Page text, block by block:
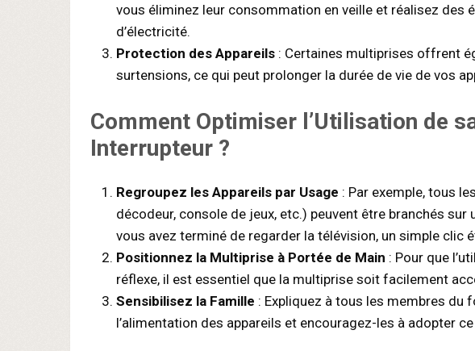
vous éliminez leur consommation en veille et réalisez des
d’électricité.
Protection des Appareils : Certaines multiprises offrent
surtensions, ce qui peut prolonger la durée de vie de vos
Comment Optimiser l’Utilisation de
Interrupteur ?
Regroupez les Appareils par Usage : Par exemple, tous
décodeur, console de jeux, etc.) peuvent être branchés
vous avez terminé de regarder la télévision, un simple clic
Positionnez la Multiprise à Portée de Main : Pour que
réflexe, il est essentiel que la multiprise soit facilement
Sensibilisez la Famille : Expliquez à tous les membres du
l’alimentation des appareils et encouragez-les à adopter